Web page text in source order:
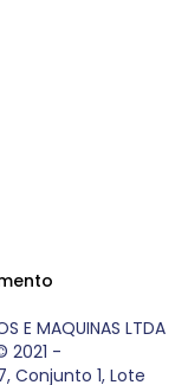
E MAQUINAS LTDA
2021 -
Conjunto 1, Lote